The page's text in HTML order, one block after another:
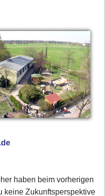
haben beim vorherigen
keine Zukunftsperspektive